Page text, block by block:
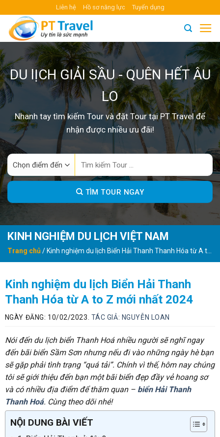
content
Liên hệ Hồ sơ năng lực Tuyển dụng
DU lỊCH GIẢI SẦU - QUÊN HẾT ÂU
LO
Nhanh tay tìm kiếm Tour và đặt Tour tại PT Travel để
nhận được nhiều ưu đãi!
TÌM TOUR NGAY
KINH NGHIỆM DU LỊCH VIỆT NAM
Trang chủ/Kinh nghiệm du lịch Biển Hải Thanh Thanh Hóa từ A to
Z mới nhất 2024
Kinh nghiệm du lịch Biển Hải Thanh
Thanh Hóa từ A to Z mới nhất 2024
NGÀY ĐĂNG: 10/02/2023. TÁC GIẢ: NGUYỄN LOAN
Nói đến du lịch biển Thanh Hoá nhiều người sẽ nghĩ ngay
đến bãi biển Sầm Sơn nhưng nếu đi vào những ngày hè bạn
sẽ gặp phải tình trạng “quá tải”. Chính vì thế, hôm nay chúng
tôi sẽ giới thiệu đến bạn một bãi biển đẹp đầy vẻ hoang sơ
và có nhiều địa điểm để thăm quan –biển Hải Thanh
Thanh Hoá. Cùng theo dõi nhé!
NỘI DUNG BÀI VIẾT